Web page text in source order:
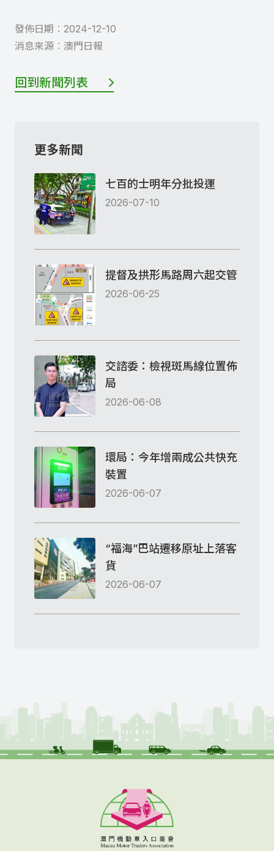
發佈日期︰ 2024-12-10
消息來源︰ 澳門日報
回到新聞列表
更多新聞
七百的士明年分批投運
2026-07-10
提督及拱形馬路周六起交管
2026-06-25
交諮委：檢視斑馬線位置佈
局
2026-06-08
環局：今年增兩成公共快充
裝置
2026-06-07
“福海”巴站遷移原址上落客
貨
2026-06-07